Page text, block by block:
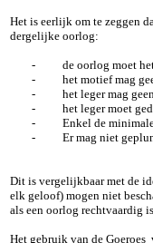
Het is eerlijk om te zeggen
dergelijke oorlog:
-
de oorlog moet
-
het motief mag
-
het leger mag
-
het leger moet
-
Enkel de
-
Er mag niet
Dit is vergelijkbaar met de
elk geloof) mogen niet
als een oorlog rechtvaardig
Het gebruik van de Goeroes